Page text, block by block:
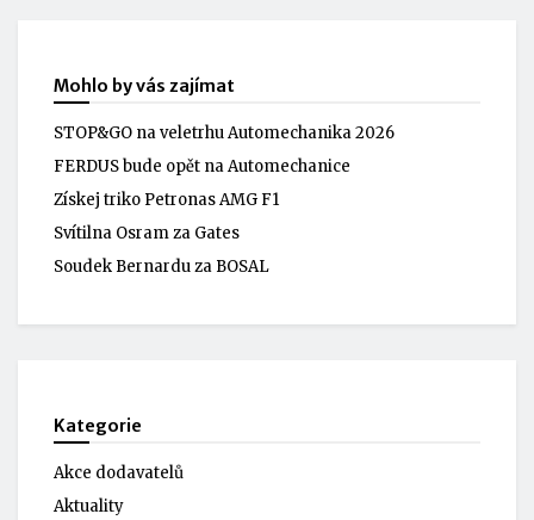
Mohlo by vás zajímat
STOP&GO na veletrhu Automechanika 2026
FERDUS bude opět na Automechanice
Získej triko Petronas AMG F1
Svítilna Osram za Gates
Soudek Bernardu za BOSAL
Kategorie
Akce dodavatelů
Aktuality